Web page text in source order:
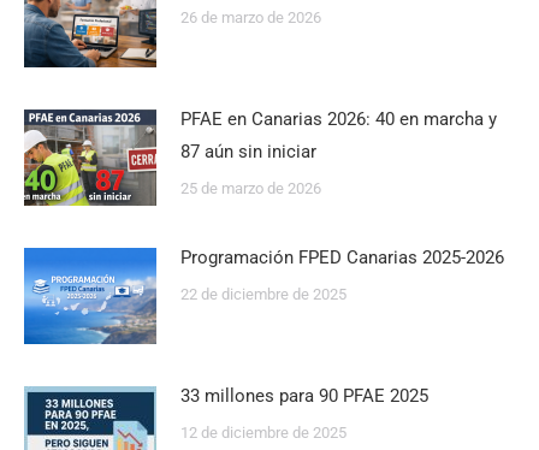
26 de marzo de 2026
PFAE en Canarias 2026: 40 en marcha y
87 aún sin iniciar
25 de marzo de 2026
Programación FPED Canarias 2025-2026
22 de diciembre de 2025
33 millones para 90 PFAE 2025
12 de diciembre de 2025